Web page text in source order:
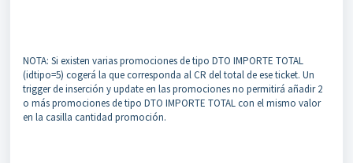
NOTA: Si existen varias promociones de tipo DTO IMPORTE TOTAL
(idtipo=5) cogerá la que corresponda al CR del total de ese ticket. Un
trigger de inserción y update en las promociones no permitirá añadir 2
o más promociones de tipo DTO IMPORTE TOTAL con el mismo valor
en la casilla cantidad promoción.